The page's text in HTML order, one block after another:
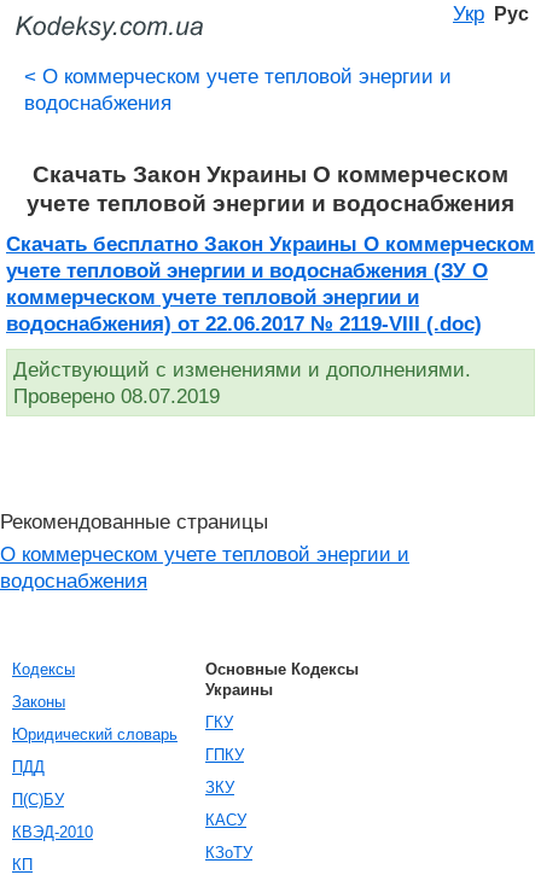
Укр Рус
< О коммерческом учете тепловой энергии и
водоснабжения
Скачать Закон Украины О коммерческом
учете тепловой энергии и водоснабжения
Скачать бесплатно Закон Украины О коммерческом
учете тепловой энергии и водоснабжения (ЗУ О
коммерческом учете тепловой энергии и
водоснабжения) от 22.06.2017 № 2119-VIII (.doc)
Действующий с изменениями и дополнениями.
Проверено 08.07.2019
Рекомендованные страницы
О коммерческом учете тепловой энергии и
водоснабжения
Кодексы
Законы
Юридический словарь
ПДД
П(С)БУ
КВЭД-2010
КП
Основные Кодексы
Украины
ГКУ
ГПКУ
ЗКУ
КАСУ
КЗоТУ